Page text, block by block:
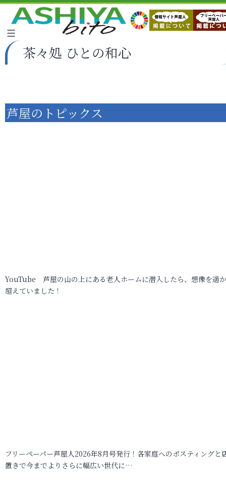
茶々処 ひとの和心
芦屋のトピックス
YouTube 芦屋の山の上にある老人ホームに潜入したら、想像を遥
超えていました！
フリーペーパー芦屋人2026年8月号発行！各家庭へのポスティングと
置きで今までよりさらに幅広い世代に…